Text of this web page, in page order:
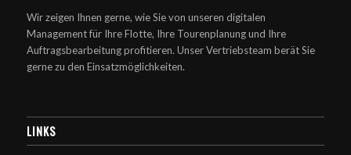
Wir zeigen Ihnen gerne, wie Sie von unseren digitalen
Management für Ihre Flotte, Ihre Tourenplanung und Ihre
Auftragsbearbeitung profitieren. Unser Vertriebsteam berät Sie
gerne zu den Einsatzmöglichkeiten.
LINKS